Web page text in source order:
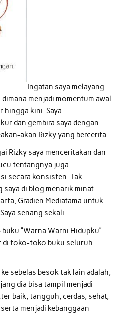
Ingatan saya melayang
menjadi momentum awal
hingga kini. Saya
dan gembira saya dengan
akan Rizky yang bercerita.
Rizky saya menceritakan dan
tentangnya juga
secara konsisten. Tak
di blog menarik minat
Gradien Mediatama untuk
senang sekali.
“Warna Warni Hidupku”
di toko-toko buku seluruh
sebelas besok tak lain adalah,
dia bisa tampil menjadi
baik, tangguh, cerdas, sehat,
menjadi kebanggaan